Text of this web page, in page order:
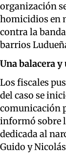
organización
homicidios en
contra la
barrios
Una balacera
Los fiscales
del caso se
comunicación
informó sobre
dedicada al
Guido y